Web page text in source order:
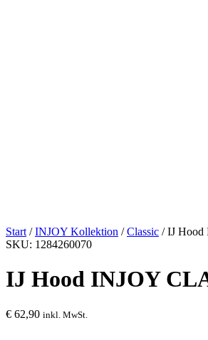
Start /INJOY Kollektion /Classic / IJ
SKU: 1284260070
IJ Hood INJOY
€ 62,90 inkl. MwSt.